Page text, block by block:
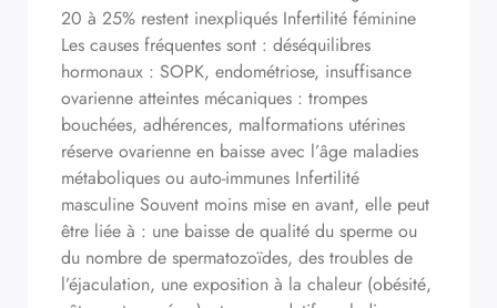
20 à 25% restent inexpliqués Infertilité féminine
Les causes fréquentes sont : déséquilibres
hormonaux : SOPK, endométriose, insuffisance
ovarienne atteintes mécaniques : trompes
bouchées, adhérences, malformations utérines
réserve ovarienne en baisse avec l’âge maladies
métaboliques ou auto-immunes Infertilité
masculine Souvent moins mise en avant, elle peut
être liée à : une baisse de qualité du sperme ou
du nombre de spermatozoïdes, des troubles de
l’éjaculation, une exposition à la chaleur (obésité,